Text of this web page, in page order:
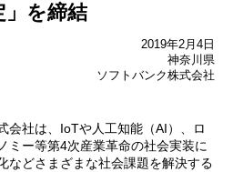
」を締結
2019年2月4日
神奈川県
ソフトバンク株式会社
会社は、IoTや人工知能（AI）、ロ
ミー等第4次産業革命の社会実装に
などさまざまな社会課題を解決する